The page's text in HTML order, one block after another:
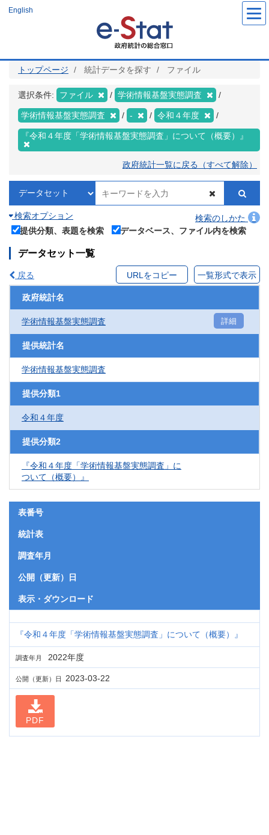
ツ
English
トップページ 統計データを探す ファイル
選択条件: ファイル 学術情報基盤実態調査
学術情報基盤実態調査 - 令和４年度
『令和４年度「学術情報基盤実態調査」について（概要）』
政府統計一覧に戻る（すべて解除）
検索オプション
検索のしかた
提供分類、表題を検索
データベース、ファイル内を検索
データセット一覧
戻る URLをコピー 一覧形式で表示
政府統計名
学術情報基盤実態調査 詳細
提供統計名
学術情報基盤実態調査
提供分類1
令和４年度
提供分類2
『令和４年度「学術情報基盤実態調査」に
ついて（概要）』
表番号
統計表
調査年月
公開（更新）日
表示・ダウンロード
『令和４年度「学術情報基盤実態調査」について（概要）』
調査年月 2022年度
公開（更新）日 2023-03-22
PDF